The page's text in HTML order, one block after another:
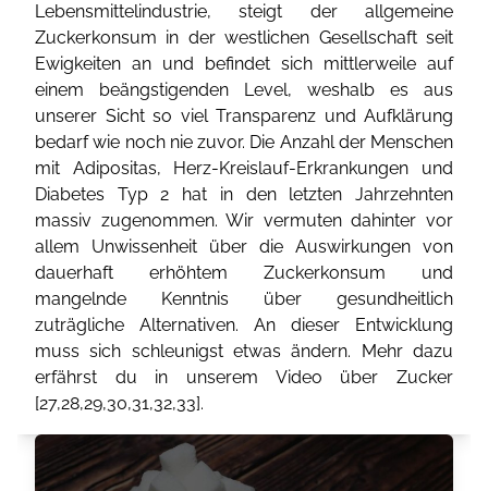
Lebensmittelindustrie, steigt der allgemeine
Zuckerkonsum in der westlichen Gesellschaft seit
Ewigkeiten an und befindet sich mittlerweile auf
einem beängstigenden Level, weshalb es aus
unserer Sicht so viel Transparenz und Aufklärung
bedarf wie noch nie zuvor. Die Anzahl der Menschen
mit Adipositas, Herz-Kreislauf-Erkrankungen und
Diabetes Typ 2 hat in den letzten Jahrzehnten
massiv zugenommen. Wir vermuten dahinter vor
allem Unwissenheit über die Auswirkungen von
dauerhaft erhöhtem Zuckerkonsum und
mangelnde Kenntnis über gesundheitlich
zuträgliche Alternativen. An dieser Entwicklung
muss sich schleunigst etwas ändern. Mehr dazu
erfährst du in unserem Video über Zucker
[27,28,29,30,31,32,33].